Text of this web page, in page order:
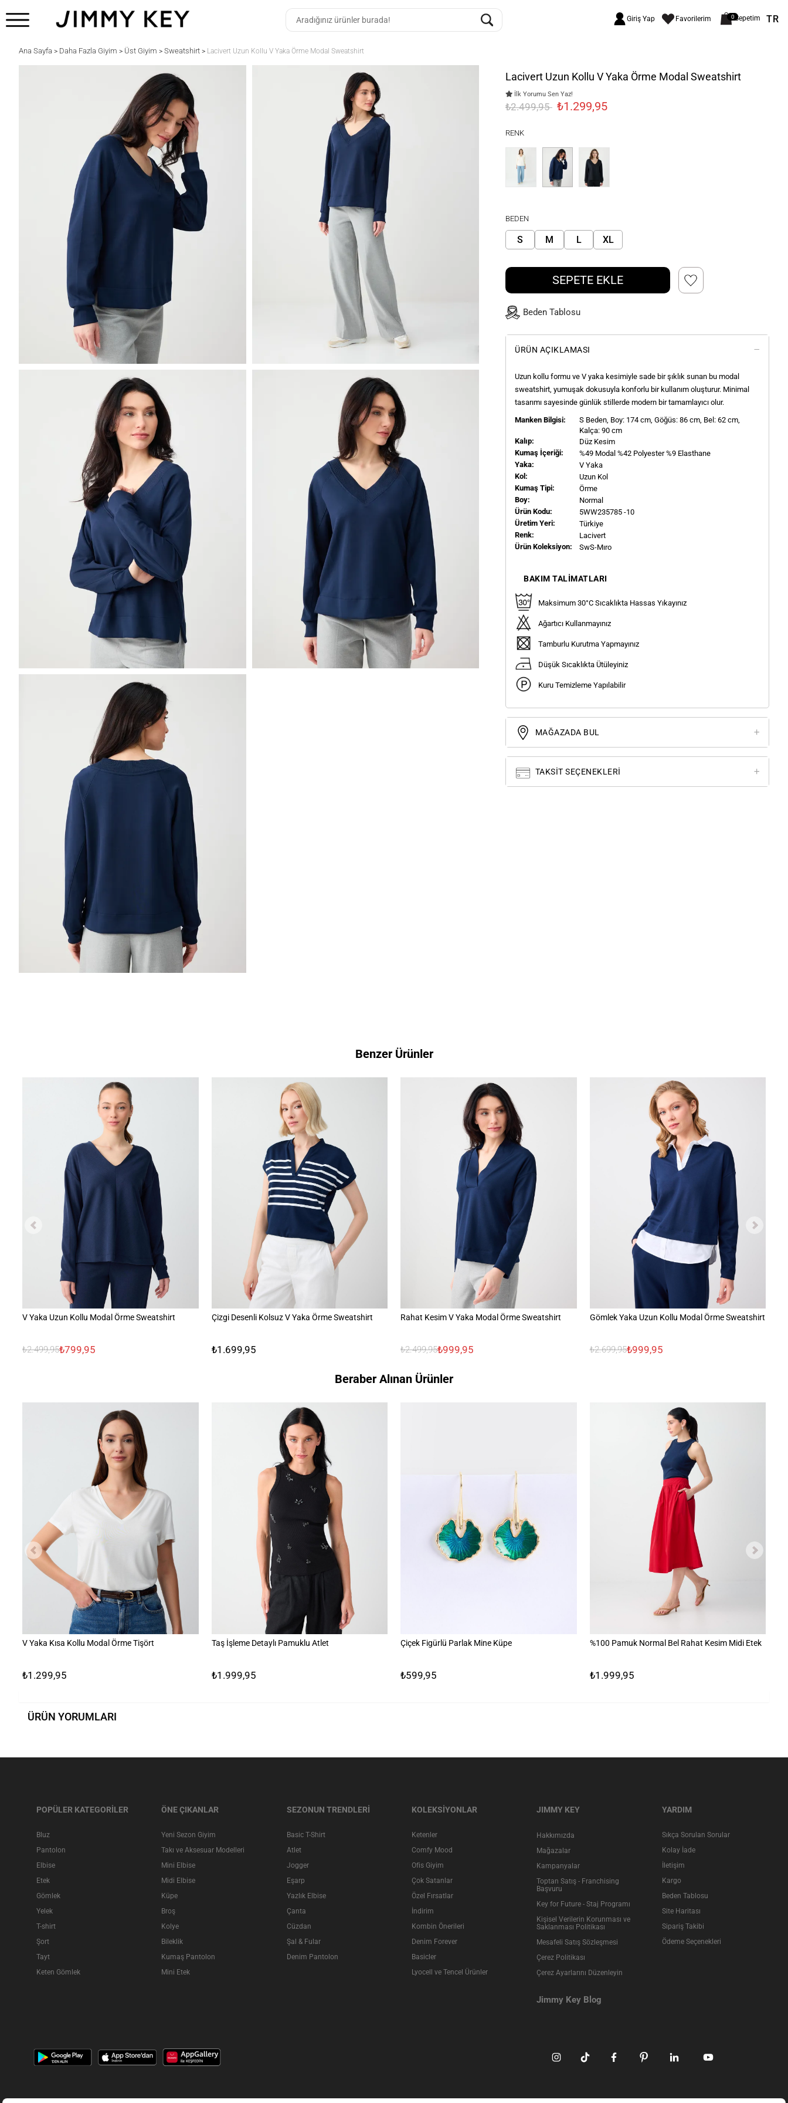
Giriş Yap Favorilerim 0Sepetim TR
Ana Sayfa > Daha Fazla Giyim > Üst Giyim > Sweatshirt > Lacivert Uzun Kollu V Yaka Örme Modal Sweatshirt
Lacivert Uzun Kollu V Yaka Örme Modal Sweatshirt
İlk Yorumu Sen Yaz!
₺2.499,95 ₺1.299,95
RENK
BEDEN
S M L XL
SEPETE EKLE
Beden Tablosu
ÜRÜN AÇIKLAMASI
Uzun kollu formu ve V yaka kesimiyle sade bir şıklık sunan bu modal
sweatshirt, yumuşak dokusuyla konforlu bir kullanım oluşturur. Minimal
tasarımı sayesinde günlük stillerde modern bir tamamlayıcı olur.
Manken Bilgisi:
S Beden, Boy: 174 cm, Göğüs: 86 cm, Bel: 62 cm,
Kalça: 90 cm
Kalıp:
Düz Kesim
Kumaş İçeriği:
%49 Modal %42 Polyester %9 Elasthane
Yaka:
V Yaka
Kol:
Uzun Kol
Kumaş Tipi:
Örme
Boy:
Normal
Ürün Kodu:
5WW235785 -10
Üretim Yeri:
Türkiye
Renk:
Lacivert
Ürün Koleksiyon:
SwS-Mıro
BAKIM TALIMATLARI
Maksimum 30°C Sıcaklıkta Hassas Yıkayınız
Ağartıcı Kullanmayınız
Tamburlu Kurutma Yapmayınız
Düşük Sıcaklıkta Ütüleyiniz
Kuru Temizleme Yapılabilir
MAĞAZADA BUL
TAKSIT SEÇENEKLERI
Benzer Ürünler
V Yaka Uzun Kollu Modal Örme Sweatshirt
₺2.499,95₺799,95
Çizgi Desenli Kolsuz V Yaka Örme Sweatshirt
₺1.699,95
Rahat Kesim V Yaka Modal Örme Sweatshirt
₺2.499,95₺999,95
Gömlek Yaka Uzun Kollu Modal Örme Sweatshirt
₺2.699,95₺999,95
Beraber Alınan Ürünler
V Yaka Kısa Kollu Modal Örme Tişört
₺1.299,95
Taş İşleme Detaylı Pamuklu Atlet
₺1.999,95
Çiçek Figürlü Parlak Mine Küpe
₺599,95
%100 Pamuk Normal Bel Rahat Kesim Midi Etek
₺1.999,95
ÜRÜN YORUMLARI
POPÜLER KATEGORİLER
Bluz
Pantolon
Elbise
Etek
Gömlek
Yelek
T-shirt
Şort
Tayt
Keten Gömlek
ÖNE ÇIKANLAR
Yeni Sezon Giyim
Takı ve Aksesuar Modelleri
Mini Elbise
Midi Elbise
Küpe
Broş
Kolye
Bileklik
Kumaş Pantolon
Mini Etek
SEZONUN TRENDLERİ
Basic T-Shirt
Atlet
Jogger
Eşarp
Yazlık Elbise
Çanta
Cüzdan
Şal & Fular
Denim Pantolon
KOLEKSİYONLAR
Ketenler
Comfy Mood
Ofis Giyim
Çok Satanlar
Özel Fırsatlar
İndirim
Kombin Önerileri
Denim Forever
Basicler
Lyocell ve Tencel Ürünler
JIMMY KEY
Hakkımızda
Mağazalar
Kampanyalar
Toptan Satış - Franchising
Başvuru
Key for Future - Staj Programı
Kişisel Verilerin Korunması ve
Saklanması Politikası
Mesafeli Satış Sözleşmesi
Çerez Politikası
Çerez Ayarlarını Düzenleyin
Jimmy Key Blog
YARDIM
Sıkça Sorulan Sorular
Kolay İade
İletişim
Kargo
Beden Tablosu
Site Haritası
Sipariş Takibi
Ödeme Seçenekleri